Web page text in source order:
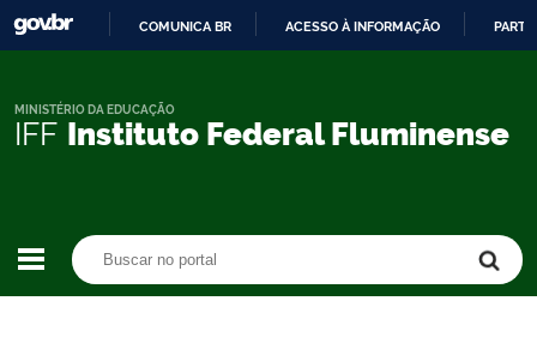
CONTEÚDO
COMUNICA BR ACESSO À INFORMAÇÃO
IFF Instituto Federal Fluminense
MINISTÉRIO DA EDUCAÇÃO